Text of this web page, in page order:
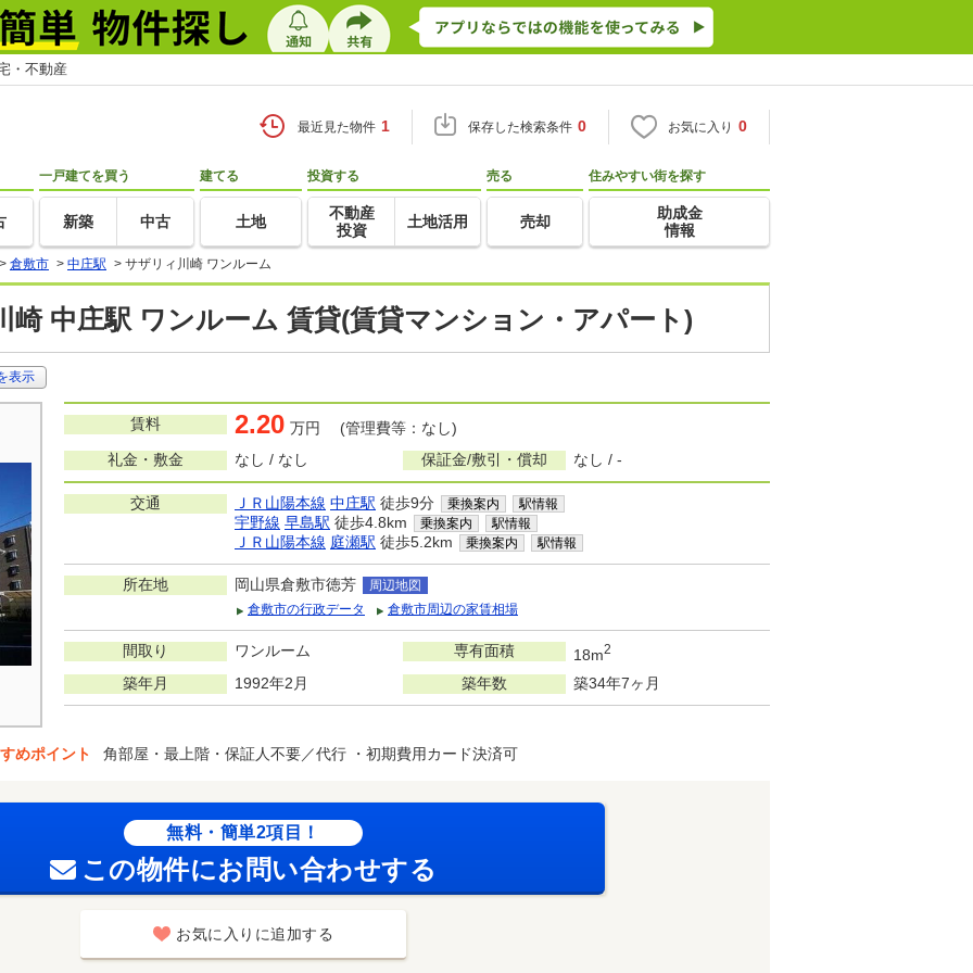
・不動産
最近見た物件 1 保存した検索条件 0 お気に入り 0
一戸建てを買う
新築 中古
建てる
土地
投資する
不動産
投資
土地活用
売る
売却
住みやすい街を探す
助成金
情報
> 倉敷市 > 中庄駅 > サザリィ川崎 ワンルーム
崎 中庄駅 ワンルーム 賃貸(賃貸マンション・アパート)
表示
賃料 2.20 万円 (管理費等：なし)
礼金・敷金
なし / なし 保証金/敷引・償却 なし / -
交通 ＪＲ山陽本線 中庄駅 徒歩9分 乗換案内 駅情報
宇野線 早島駅 徒歩4.8km 乗換案内 駅情報
ＪＲ山陽本線 庭瀬駅 徒歩5.2km 乗換案内 駅情報
所在地 岡山県倉敷市徳芳
周辺地図
倉敷市の行政データ
倉敷市周辺の家賃相場
間取り ワンルーム 専有面積 18m2
築年月 1992年2月 築年数 築34年7ヶ月
めポイント 角部屋・最上階・保証人不要／代行 ・初期費用カード決済可
無料・簡単2項目！
この物件にお問い合わせする
お気に入りに追加する